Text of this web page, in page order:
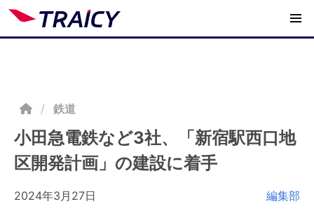
/ 鉄道
小田急電鉄など3社、「新宿駅西口地
区開発計画」の建設に着手
2024年3月27日 編集部